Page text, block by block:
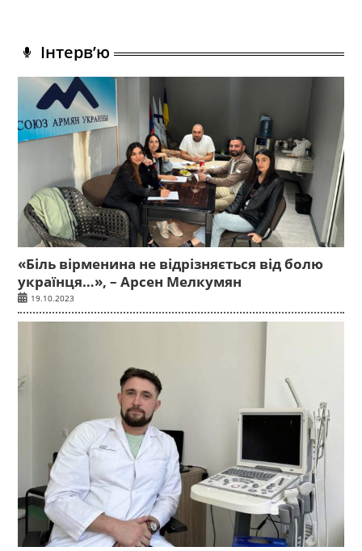
Інтерв’ю
«Біль вірменина не відрізняється від болю
українця…», – Арсен Мелкумян
19.10.2023